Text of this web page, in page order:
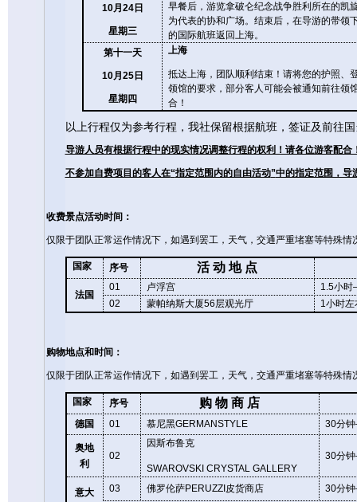
10月 24日
星期三
早餐后，游览拿破仑纪念战争胜利所在的凯
为代表的协和广场。结束后，在导游的带领
的国际航班返回上海。
第十一天
10月 25日
星期四
上海
抵达上海，团队顺利结束！请将您的护照、
领馆的要求，部分客人可能会被通知前往领
合！
以上行程仅为参考行程，我社保留根据航班，签证及前往
导游人员有根据行程中的现实情况调整行程的权利！请各位游客配合
不参加自费项目的客人在“指定范围内的自由活动”中的指定范围，导
收费景点活动时间：
仅限于团队正常运作情况下，如遇到罢工，天气，交通严重堵塞等特殊
国家 序号 活 动 地 点
法国
01 卢浮宫 1.5小时
02
蒙帕纳斯大厦56层观光厅 1小时左
购物地点和时间：
仅限于团队正常运作情况下，如遇到罢工，天气，交通严重堵塞等特殊
国家 序号 购 物 商 店
德国 01 慕尼黑GERMANSTYLE 30分钟
奥地
利
02
因斯布鲁克
SWAROVSKI CRYSTAL GALLERY
30分钟
意大
03 佛罗伦萨PERUZZI 皮货商店 30分钟